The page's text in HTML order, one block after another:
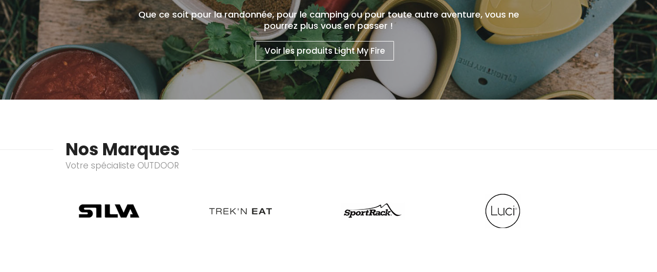
Que ce soit pour la randonnée, pour le camping ou pour toute autre aventure, vous ne
pourrez plus vous en passer !
Voir les produits Light My Fire
Nos Marques
Votre spécialiste OUTDOOR